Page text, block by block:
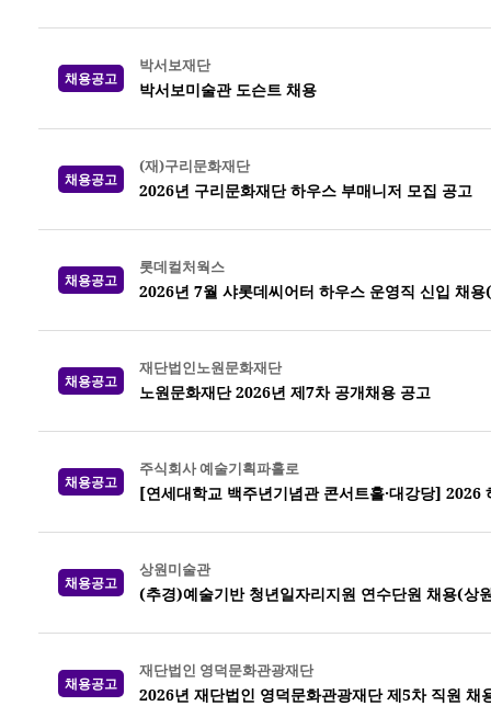
채용공고
박서보재단
박서보미술관 도슨트 채용
채용공고
(재)구리문화재단
2026년 구리문화재단 하우스 부매니저 모집 공고
채용공고
롯데컬처웍스
2026년 7월 샤롯데씨어터 하우스 운영직 신입 채
채용공고
재단법인노원문화재단
노원문화재단 2026년 제7차 공개채용 공고
채용공고
주식회사 예술기획파홀로
[연세대학교 백주년기념관 콘서트홀·대강당] 2026
채용공고
상원미술관
(추경)예술기반 청년일자리지원 연수단원 채용(상
채용공고
재단법인 영덕문화관광재단
2026년 재단법인 영덕문화관광재단 제5차 직원 채